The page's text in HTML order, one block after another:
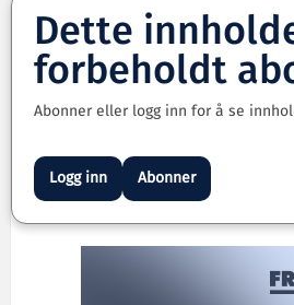
Dette
forbeholdt
Abonner eller logg inn for å se
Logg inn Abonner